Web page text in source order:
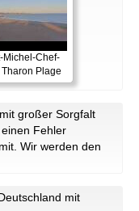
Michel-Chef-
Plage
großer Sorgfalt
Fehler
mit. Wir werden den
mit